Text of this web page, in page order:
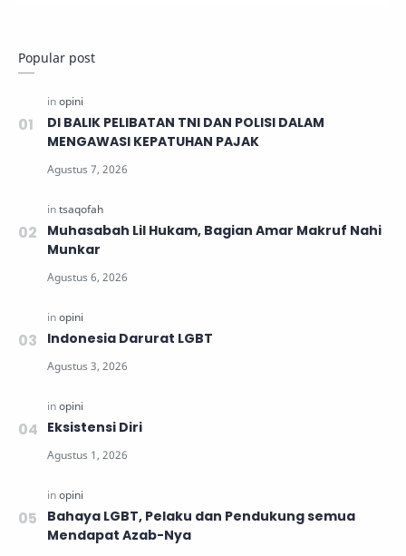
Popular post
DI BALIK PELIBATAN TNI DAN POLISI DALAM
MENGAWASI KEPATUHAN PAJAK
Muhasabah Lil Hukam, Bagian Amar Makruf Nahi
Munkar
Indonesia Darurat LGBT
Eksistensi Diri
Bahaya LGBT, Pelaku dan Pendukung semua
Mendapat Azab-Nya